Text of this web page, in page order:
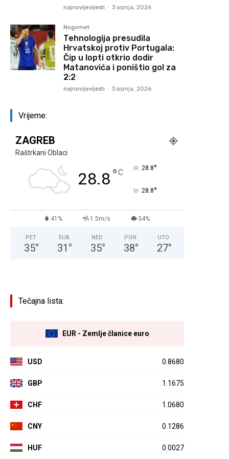
najnovijevijesti - 3 srpnja, 2026
Nogomet
Tehnologija presudila
Hrvatskoj protiv Portugala:
Čip u lopti otkrio dodir
Matanovića i poništio gol za
2:2
najnovijevijesti - 3 srpnja, 2026
Vrijeme:
ZAGREB
Raštrkani Oblaci
28.8°C 28.8°
28.8°
41% 1.5m/s 34%
PET
35°
SUB
31 °
NED
35°
PON
38°
UTO
27°
Tečajna lista:
EUR - Zemlje članice euro
USD 0.8680
GBP 1.1675
CHF 1.0680
CNY 0.1286
HUF 0.0027